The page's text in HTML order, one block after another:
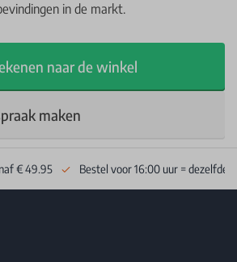
in de markt.
naar de winkel
maken
€ 49.95 Bestel voor 16:00 uur = dezelfde